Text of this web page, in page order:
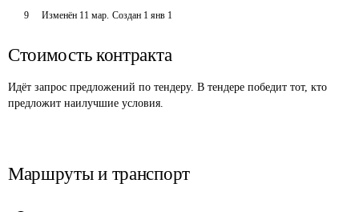
9 Изменён 11 мар. Создан 1 янв 1
Стоимость контракта
Идёт запрос предложений по тендеру. В тендере победит тот, кто
предложит наилучшие условия.
Маршруты и транспорт